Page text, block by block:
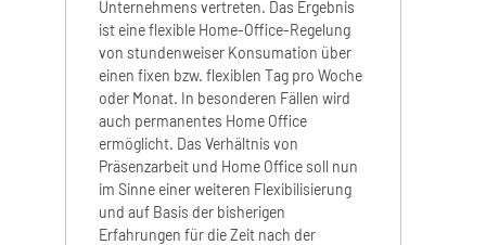
Unternehmens vertreten. Das Ergebnis
ist eine flexible Home-Office-Regelung
von stundenweiser Konsumation über
einen fixen bzw. flexiblen Tag pro Woche
oder Monat. In besonderen Fällen wird
auch permanentes Home Office
ermöglicht. Das Verhältnis von
Präsenzarbeit und Home Office soll nun
im Sinne einer weiteren Flexibilisierung
und auf Basis der bisherigen
Erfahrungen für die Zeit nach der